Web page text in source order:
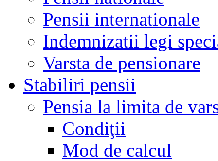
Pensii internationale
Indemnizatii legi
Varsta de pensionare
Stabiliri pensii
Pensia la limita de
Condiţii
Mod de calcul